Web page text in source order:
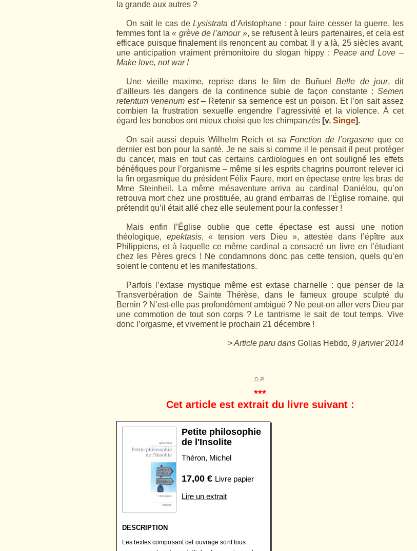
la grande aux autres ?
On sait le cas deLysistrata d’Aristo­phane : pour faire cesser la guerre, les
femmes font la« grève de l’amour », se refusent à leurs partenaires, et cela est
efficace puisque finalement ils renoncent au combat. Il y a là, 25 siècles avant,
une anticipation vraiment prémonitoire du slogan hippy : Peace and Love–
Make love, not war !
Une vieille maxime, reprise dans le film de BuñuelBelle de jour, dit
d’ailleurs les dangers de la continence subie de façon constante : Semen
retentum venenum est– Retenir sa semence est un poison. Et l’on sait assez
combien la frustration sexuelle engendre l’agressivité et la violence. À cet
égard les bonobos ont mieux choisi que les chimpanzés [v. Singe].
On sait aussi depuis Wilhelm Reich et sa Fonction de l’orgasmeque ce
dernier est bon pour la santé. Je ne sais si comme il le pensait il peut protéger
du cancer, mais en tout cas certains cardiologues en ont souligné les effets
bénéfiques pour l’organisme – même si les esprits chagrins pourront relever ici
la fin orgasmique du président Félix Faure, mort en épectase entre les bras de
Mme Steinheil. La même mésaventure arriva au cardinal Daniélou, qu’on
retrouva mort chez une prostituée, au grand embarras de l’Église romaine, qui
prétendit qu’il était allé chez elle seulement pour la confesser !
Mais enfin l’Église oublie que cette épectase est aussi une notion
théologique, epektasis, « tension vers Dieu », attestée dans l’épître aux
Philippiens, et à laquelle ce même cardinal a consacré un livre en l’étudiant
chez les Pères grecs ! Ne condamnons donc pas cette tension, quels qu’en
soient le contenu et les manifestations.
Parfois l’extase mystique même est extase charnelle : que penser de la
Transverbération de Sainte Thérèse, dans le fameux groupe sculpté du
Bernin ? N’est-elle pas profondément ambiguë ? Ne peut-on aller vers Dieu par
une commotion de tout son corps ? Le tantrisme le sait de tout temps. Vive
donc l’orgasme, et vivement le prochain 21 décembre !
> Article paru dans Golias Hebdo, 9 janvier 2014
D.R.
***
Cet article est extrait du livre suivant :
Petite philosophie
de l'Insolite
Théron, Michel
17,00 € Livre papier
Lire un extrait
DESCRIPTION
Les textes composant cet ouvrage sont tous